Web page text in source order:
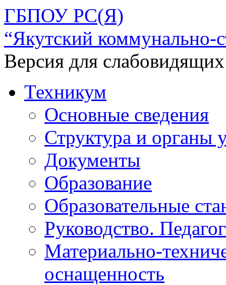
ГБПОУ РС(Я)
“Якутский коммунально-
Версия для слабовидящих
Техникум
Основные сведения
Структура и органы
Документы
Образование
Образовательные
Руководство.
Материально-
оснащенность